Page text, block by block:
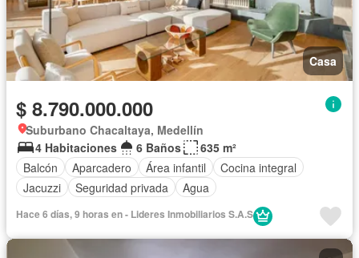
Casa
$ 8.790.000.000
Suburbano Chacaltaya, Medellín
4 Habitaciones
6 Baños
635 m²
Balcón
Aparcadero Área infantil
Cocina integral
Jacuzzi
Seguridad privada Agua
Hace 6 días, 9 horas en - Lideres Inmobiliarios S.A.S